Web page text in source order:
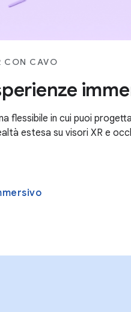
CON CAVO
flessibile in cui puoi
estesa su visori XR e